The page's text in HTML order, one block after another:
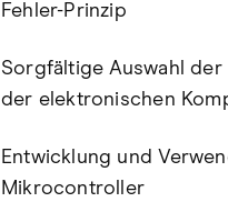
Fehler-Prinzip
Sorgfältige Auswahl der
der elektronischen
Entwicklung und
Mikrocontroller